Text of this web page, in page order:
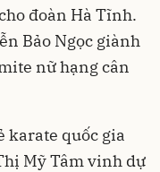
đoàn Hà Tĩnh.
Bảo Ngọc giành
nữ hạng cân
karate quốc gia
Mỹ Tâm vinh dự